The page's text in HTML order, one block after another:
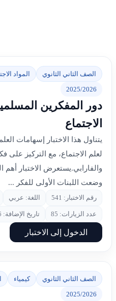
الصف الثاني الثانوي المواد
2025/2026
دور المفكرين
الاجتماع
يتناول هذا الاختبار إسهامات
لعلم الاجتماع، مع التركيز على
والفارابي.يستعرض الاختبار أهم
وضعت اللبنات الأولى للفكر ...
رقم الاختبار: 541 اللغة: عربي
عدد الزيارات: 85 تاريخ الإضافة: 2026-06-02
الدخول إلى الاختبار
الصف الثاني الثانوي كيمياء
2025/2026